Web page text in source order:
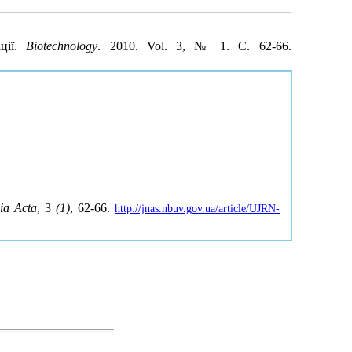
Biotechnology. 2010. Vol. 3, № 1. С. 62-66.
Acta, 3(1), 62-66.http://jnas.nbuv.gov.ua/article/UJRN-